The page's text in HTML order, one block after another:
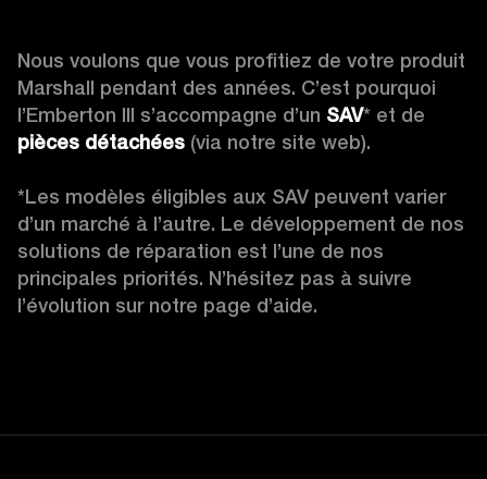
Nous voulons que vous profitiez de votre produit
Marshall pendant des années. C’est pourquoi
l’Emberton III s’accompagne d’un SAV
pièces détachées (via notre site web).
*Les modèles éligibles aux SAV peuvent varier
d’un marché à l’autre. Le développement de nos
solutions de réparation est l’une de nos
principales priorités. N’hésitez pas à suivre
l’évolution sur notre page d’aide.